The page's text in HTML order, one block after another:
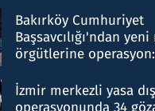
Bakırköy Cumhuriyet
Başsavcılığı'ndan
örgütlerine
İzmir merkezli yasa
operasyonunda 34